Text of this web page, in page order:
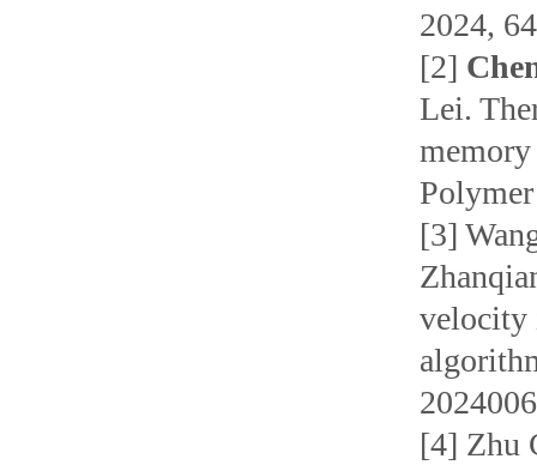
2024,
[2]
Lei.
[3]
velocity
[4] Zhu